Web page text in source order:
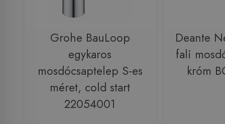
Grohe BauLoop
egykaros
mosdócsaptelep S-es
méret, cold start
22054001
Deante
fali
króm